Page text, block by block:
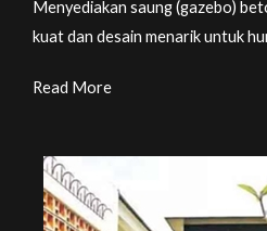
Menyediakan saung (gazebo)
kuat dan desain menarik untuk
Read More